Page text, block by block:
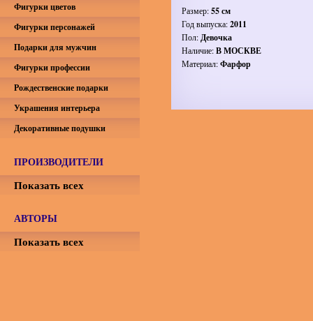
Размер:55 см
Год выпуска:2011
Пол:Девочка
Наличие:В МОСКВЕ
Материал:Фарфор
Фигурки цветов
Фигурки персонажей
Подарки для мужчин
Фигурки профессии
Рождественские подарки
Украшения интерьера
Декоративные подушки
ПРОИЗВОДИТЕЛИ
Показать всех
АВТОРЫ
Показать всех